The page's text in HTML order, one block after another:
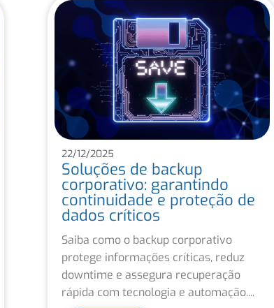
22/12/2025
Soluções de backup
corporativo: garantindo
continuidade e proteção de
dados críticos
Saiba como o backup corporativo
protege informações críticas, reduz
downtime e assegura recuperação
rápida com tecnologia e automação....